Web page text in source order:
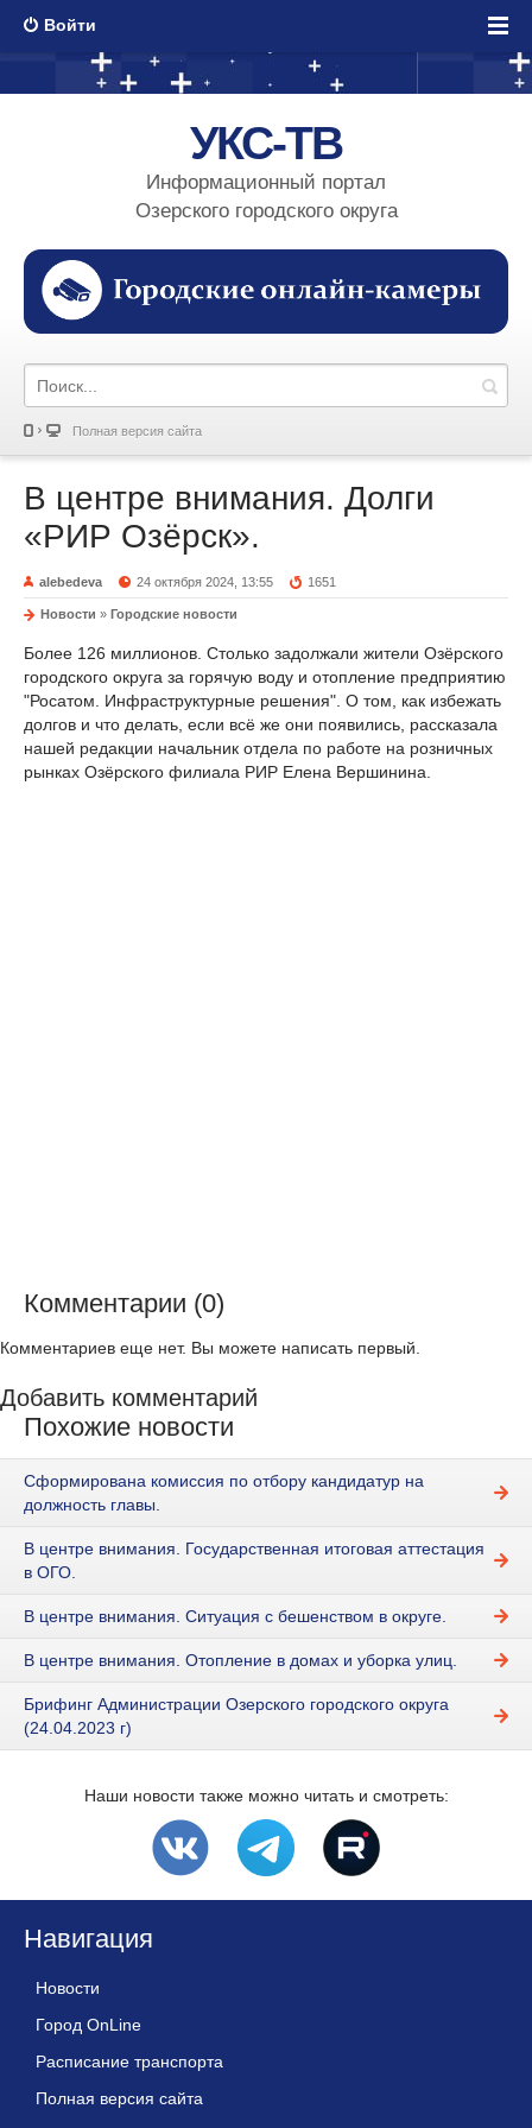
Войти
УКС-ТВ
Информационный портал
Озерского городского округа
Полная версия сайта
В центре внимания. Долги
«РИР Озёрск».
alebedeva 24 октября 2024, 13:55 1651
Новости » Городские новости
Более 126 миллионов. Столько задолжали жители Озёрского
городского округа за горячую воду и отопление предприятию
"Росатом. Инфраструктурные решения". О том, как избежать
долгов и что делать, если всё же они появились, рассказала
нашей редакции начальник отдела по работе на розничных
рынках Озёрского филиала РИР Елена Вершинина.
Комментарии (0)
Комментариев еще нет. Вы можете написать первый.
Добавить комментарий
Похожие новости
Сформирована комиссия по отбору кандидатур на
должность главы.
В центре внимания. Государственная итоговая аттестация
в ОГО.
В центре внимания. Ситуация с бешенством в округе.
В центре внимания. Отопление в домах и уборка улиц.
Брифинг Администрации Озерского городского округа
(24.04.2023 г)
Наши новости также можно читать и смотреть:
Навигация
Новости
Город OnLine
Расписание транспорта
Полная версия сайта